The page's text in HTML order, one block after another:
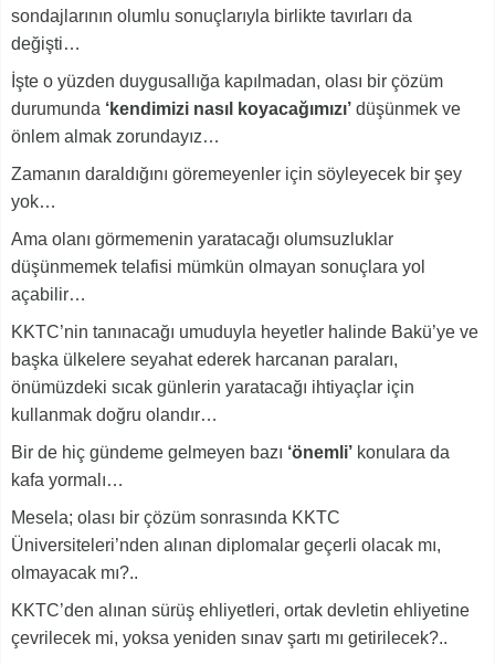
sondajlarının olumlu sonuçlarıyla birlikte tavırları da
değişti…
İşte o yüzden duygusallığa kapılmadan, olası bir çözüm
durumunda ‘kendimizi nasıl koyacağımızı’ düşünmek ve
önlem almak zorundayız…
Zamanın daraldığını göremeyenler için söyleyecek bir şey
yok…
Ama olanı görmemenin yaratacağı olumsuzluklar
düşünmemek telafisi mümkün olmayan sonuçlara yol
açabilir…
KKTC’nin tanınacağı umuduyla heyetler halinde Bakü’ye ve
başka ülkelere seyahat ederek harcanan paraları,
önümüzdeki sıcak günlerin yaratacağı ihtiyaçlar için
kullanmak doğru olandır…
Bir de hiç gündeme gelmeyen bazı ‘önemli’ konulara da
kafa yormalı…
Mesela; olası bir çözüm sonrasında KKTC
Üniversiteleri’nden alınan diplomalar geçerli olacak mı,
olmayacak mı?..
KKTC’den alınan sürüş ehliyetleri, ortak devletin ehliyetine
çevrilecek mi, yoksa yeniden sınav şartı mı getirilecek?..